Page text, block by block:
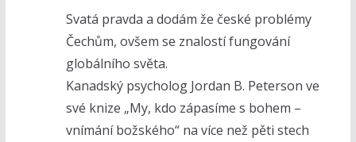
Svatá pravda a dodám že české problémy
Čechům, ovšem se znalostí fungování
globálního světa.
Kanadský psycholog Jordan B. Peterson ve
své knize „My, kdo zápasíme s bohem –
vnímání božského“ na více než pěti stech